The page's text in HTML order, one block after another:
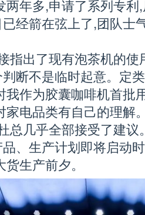
两年多,申请了系列专利
经箭在弦上了,团队士
指出了现有泡茶机的使
断不是临时起意。定
我作为胶囊咖啡机首批
家电品类有自己的理解
总几乎全部接受了建议
、生产计划即将启动
生产前夕。